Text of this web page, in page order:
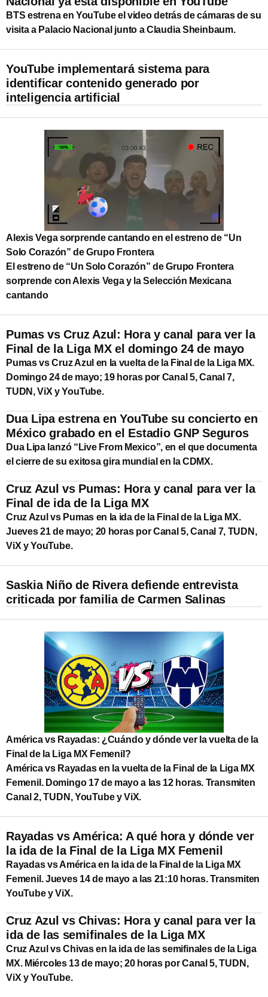
BTS estrena en YouTube el video detrás de cámaras de su
visita a Palacio Nacional junto a Claudia Sheinbaum.
YouTube implementará sistema para
identificar contenido generado por
inteligencia artificial
Alexis Vega sorprende cantando en el estreno de “Un
Solo Corazón” de Grupo Frontera
El estreno de “Un Solo Corazón” de Grupo Frontera
sorprende con Alexis Vega y la Selección Mexicana
cantando
Pumas vs Cruz Azul: Hora y canal para ver la
Final de la Liga MX el domingo 24 de mayo
Pumas vs Cruz Azul en la vuelta de la Final de la Liga MX.
Domingo 24 de mayo; 19 horas por Canal 5, Canal 7,
TUDN, ViX y YouTube.
Dua Lipa estrena en YouTube su concierto en
México grabado en el Estadio GNP Seguros
Dua Lipa lanzó “Live From Mexico”, en el que documenta
el cierre de su exitosa gira mundial en la CDMX.
Cruz Azul vs Pumas: Hora y canal para ver la
Final de ida de la Liga MX
Cruz Azul vs Pumas en la ida de la Final de la Liga MX.
Jueves 21 de mayo; 20 horas por Canal 5, Canal 7, TUDN,
ViX y YouTube.
Saskia Niño de Rivera defiende entrevista
criticada por familia de Carmen Salinas
América vs Rayadas: ¿Cuándo y dónde ver la vuelta de la
Final de la Liga MX Femenil?
América vs Rayadas en la vuelta de la Final de la Liga MX
Femenil. Domingo 17 de mayo a las 12 horas. Transmiten
Canal 2, TUDN, YouTube y ViX.
Rayadas vs América: A qué hora y dónde ver
la ida de la Final de la Liga MX Femenil
Rayadas vs América en la ida de la Final de la Liga MX
Femenil. Jueves 14 de mayo a las 21:10 horas. Transmiten
YouTube y ViX.
Cruz Azul vs Chivas: Hora y canal para ver la
ida de las semifinales de la Liga MX
Cruz Azul vs Chivas en la ida de las semifinales de la Liga
MX. Miércoles 13 de mayo; 20 horas por Canal 5, TUDN,
ViX y YouTube.